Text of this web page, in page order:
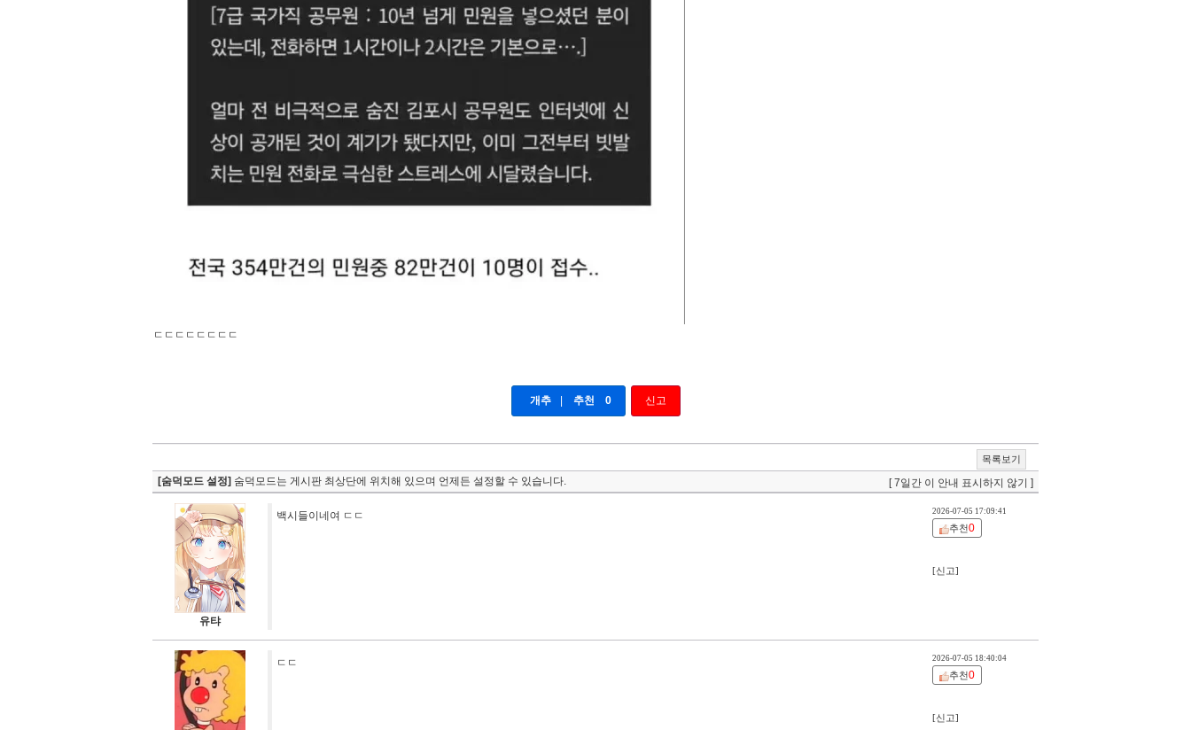
ㄷㄷㄷㄷㄷㄷㄷㄷ
개추 추천 0 신고
목록보기
[숨덕모드 설정] 숨덕모드는 게시판 최상단에 위치해 있으며 언제든 설정할 수 있습니다. [ 7일간 이 안내 표시하지 않기 ]
유탸
백시들이네여 ㄷㄷ 2026-07-05 17:09:41
추천0
[신고]
ㄷㄷ 2026-07-05 18:40:04
추천0
[신고]